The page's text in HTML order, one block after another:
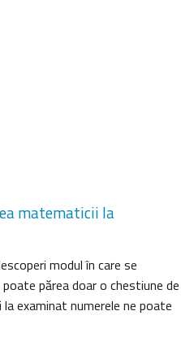
matematicii la
modul în care se
părea doar o chestiune de
examinat numerele ne poate